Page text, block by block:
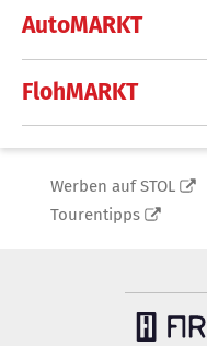
AutoMARKT
FlohMARKT
Werben auf STOL
Tourentipps